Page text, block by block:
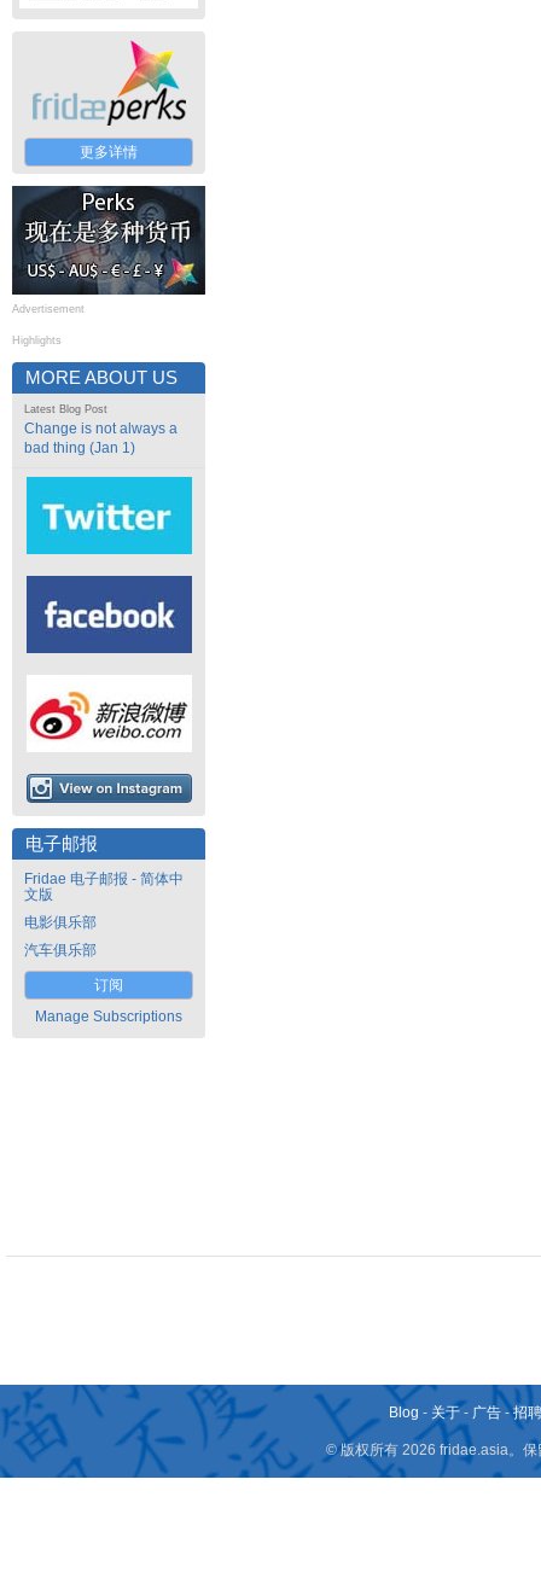
更多详情
Advertisement
Highlights
MORE ABOUT US
Latest Blog Post
Change is not always a
bad thing (Jan 1)
电子邮报
Fridae 电子邮报 - 简体中
文版
电影俱乐部
汽车俱乐部
订阅
Manage Subscriptions
Blog - 关于 - 广告 -招
© 版权所有 2026 fridae.asia。